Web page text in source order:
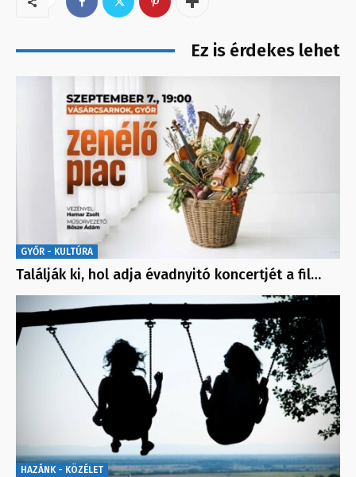
Ez is érdekes lehet
GYŐR - KULTÚRA
Találják ki, hol adja évadnyitó koncertjét a fil…
HAZÁNK - KÖZÉLET